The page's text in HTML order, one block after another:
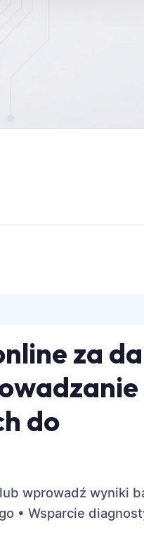
za
do
wprowadź wyniki
• Wsparcie